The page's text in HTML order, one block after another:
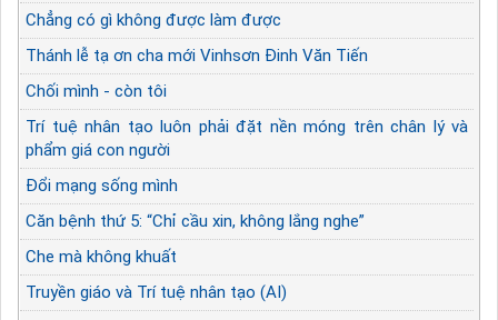
Chẳng có gì không được làm được
Thánh lễ tạ ơn cha mới Vinhsơn Đinh Văn Tiến
Chối mình - còn tôi
Trí tuệ nhân tạo luôn phải đặt nền móng trên chân lý và
phẩm giá con người
Đổi mạng sống mình
Căn bệnh thứ 5: “Chỉ cầu xin, không lắng nghe”
Che mà không khuất
Truyền giáo và Trí tuệ nhân tạo (AI)